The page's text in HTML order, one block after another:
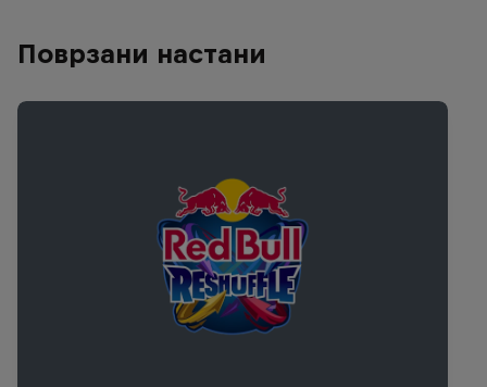
Поврзани настани